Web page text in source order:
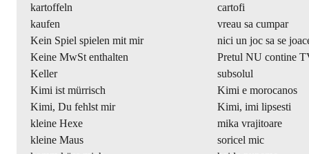
kartoffeln
cartofi
kaufen
vreau sa cumpar
Kein Spiel spielen mit mir
nici un joc sa se
Keine MwSt enthalten
Pretul NU contine
Keller
subsolul
Kimi ist mürrisch
Kimi e morocanos
Kimi, Du fehlst mir
Kimi, imi lipsesti
kleine Hexe
mika vrajitoare
kleine Maus
soricel mic